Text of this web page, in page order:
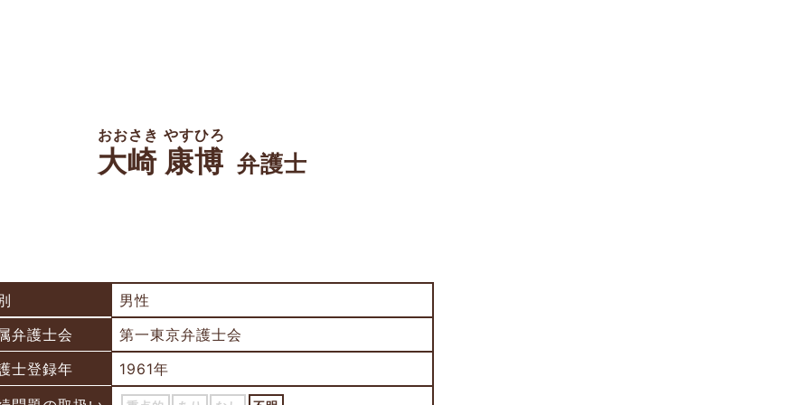
大崎 康博
おおさき やすひろ
弁護士
男性
弁護士会
第一東京弁護士会
士登録年
1961年